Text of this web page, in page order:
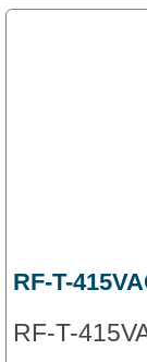
RF-T-
RF-T-